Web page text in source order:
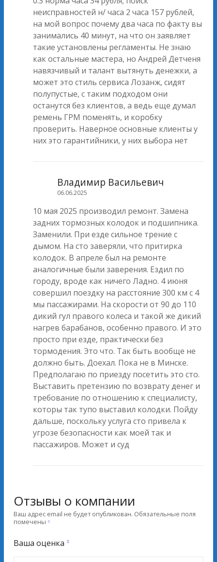
неисправностей н/ часа 2 часа 157 рублей,
на мой вопрос почему два часа по факту вы
занимались 40 минут, на что он заявляет
такие установлены регламенты. Не знаю
как остальные мастера, но Андрей Детченя
навязчивый и талант вытянуть денежки, а
может это стиль сервиса Лозанж, сидят
полупустые, с таким подходом они
останутся без клиентов, а ведь еще думал
ремень ГРМ поменять, и коробку
проверить. Наверное основные клиенты у
них это гарантийники, у них выбора нет
Владимир Васильевич
06.06.2025
10 мая 2025 производил ремонт. Замена
задних тормозных колодок и подшипника.
Заменили. При езде сильное трение с
дымом. На сто заверяли, что притирка
колодок. В апреле был на ремонте
аналогичные были заверения. Ездил по
городу, вроде как ничего Ладно. 4 июня
совершил поездку на расстояние 300 км с 4
мы пассажирами. На скорости от 90 до 110
дикий гул правого колеса и такой же дикий
нагрев барабанов, особенно правого. И это
просто при езде, практически без
тормодения. Это что. Так быть вообще не
должно быть. Доехал. Пока не в Минске.
Предполагаю по приезду посетить это сто.
Выставить претензию по возврату денег и
требование по отношению к специалисту,
которы так тупо выставил колодки. Пойду
дальше, поскольку услуга сто привела к
угрозе безопасности как моей так и
пассажиров. Может и суд
Отзывы о компании
Ваш адрес email не будет опубликован. Обязательные поля
помечены
Ваша оценка